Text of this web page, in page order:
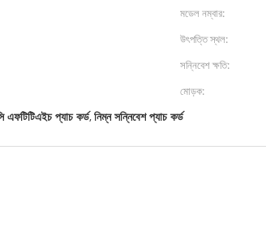
মডেল নম্বার:
উৎপত্তি স্থল:
সন্নিবেশ ক্ষতি:
মোড়ক:
এফটিটিএইচ প্যাচ কর্ড,নিম্ন সন্নিবেশ প্যাচ কর্ড